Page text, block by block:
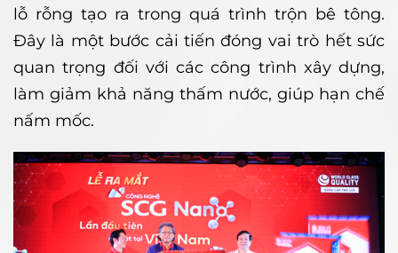
lỗ rỗng tạo ra trong quá trình trộn bê tông.
Đây là một bước cải tiến đóng vai trò hết sức
quan trọng đối với các công trình xây dựng,
làm giảm khả năng thấm nước, giúp hạn chế
nấm mốc.